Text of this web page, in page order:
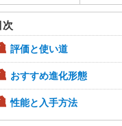
次
評価と使い道
おすすめ進化形態
性能と入手方法